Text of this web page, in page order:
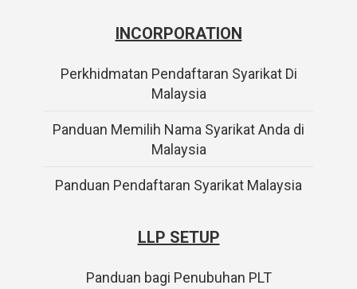
INCORPORATION
Perkhidmatan Pendaftaran Syarikat Di
Malaysia
Panduan Memilih Nama Syarikat Anda di
Malaysia
Panduan Pendaftaran Syarikat Malaysia
LLP SETUP
Panduan bagi Penubuhan PLT